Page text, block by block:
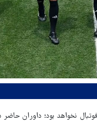
فوتبال نخواهد بود؛ داوران